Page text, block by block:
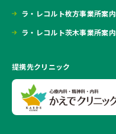
ラ・レコルト枚方事業所案内
ラ・レコルト茨木事業所案内
提携先クリニック